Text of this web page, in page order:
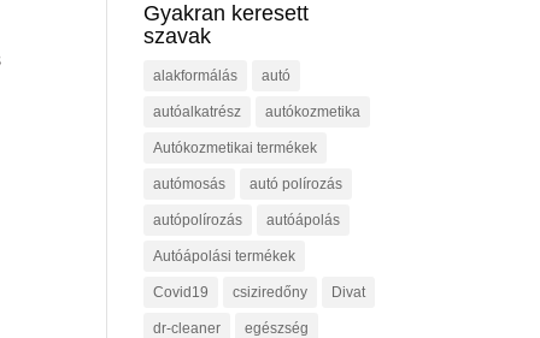
Gyakran keresett
szavak
alakformálás autó
autóalkatrész autókozmetika
Autókozmetikai termékek
autómosás autó polírozás
autópolírozás autóápolás
Autóápolási termékek
Covid19 csiziredőny Divat
dr-cleaner egészség